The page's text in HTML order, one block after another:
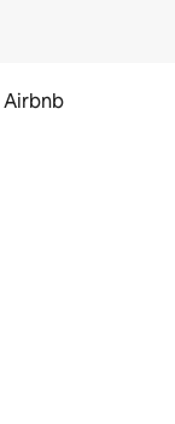
Airbnb